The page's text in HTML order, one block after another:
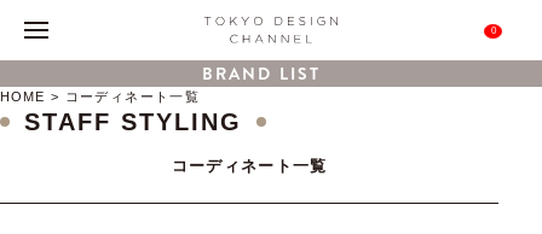
0
BRAND LIST
HOME コーディネート一覧
STAFF STYLING
コーディネート一覧